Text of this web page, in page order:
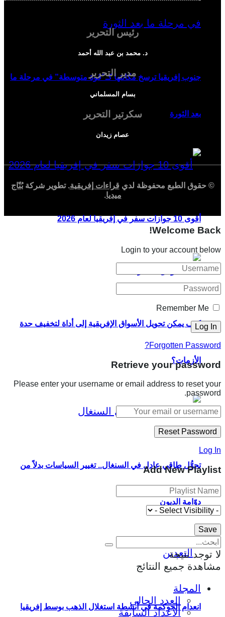
جنوب إفريقيا ترسخ مكانتها كـ”قوة متوسطة” في مرحلة ما
بعد الثورة
أقوى 10 جوازات سفر في إفريقيا لعام 2026
كيف يمكن تحويل الأسواق الإفريقية إلى أداة لتخفيف حدة
الأزمات؟
تحوُّل طاقي عادل في السنغال.. تغيير السياسات بدلاً من
دوّامة الديون
انعدام الحوكمة في أنشطة استغلال الذهب بوسط إفريقيا
رئيس التحرير
د. محمد بن عبد الله أحمد
مدير التحرير
بسام المسلماني
سكرتير التحرير
عصام زيدان
© حقوق الطبع محفوظة لدي قراءات إفريقية. تطوير شركةبُنّاج
ميديا.
Welcome Back!
Login to your account below
Remember Me
Forgotten Password?
Retrieve your password
Please enter your username or email address to reset your
password.
Log In
Add New Playlist
لا توجد نتيجة
مشاهدة جميع النتائج
المجلة
العدد الحالي
الأعداد السابقة